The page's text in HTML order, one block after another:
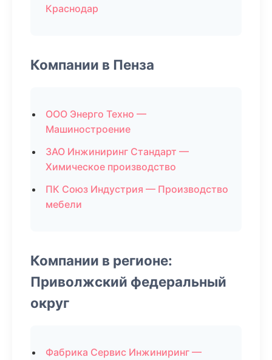
Краснодар
Компании в Пенза
ООО Энерго Техно —
Машиностроение
ЗАО Инжиниринг Стандарт —
Химическое производство
ПК Союз Индустрия — Производство
мебели
Компании в регионе:
Приволжский федеральный
округ
Фабрика Сервис Инжиниринг —